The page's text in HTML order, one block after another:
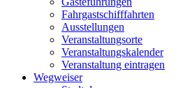
Fahrgastschifffahrten
Ausstellungen
Veranstaltungsorte
Veranstaltungskalender
Veranstaltung eintragen
Wegweiser